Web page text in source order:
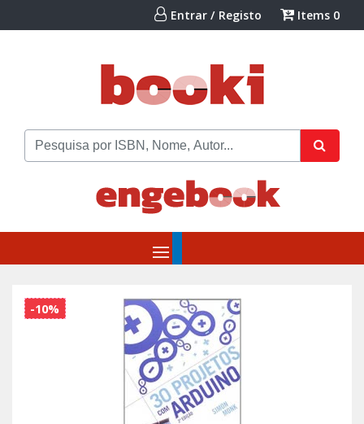
Entrar / Registo Items 0
-10%